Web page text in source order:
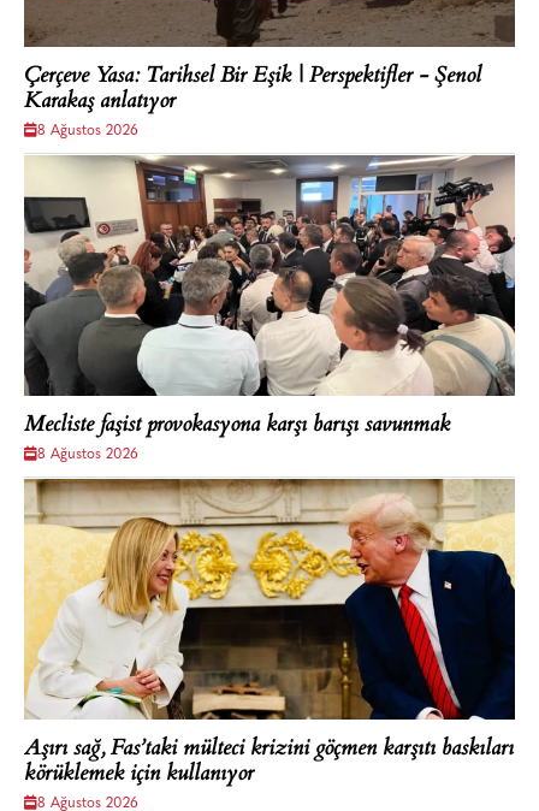
Çerçeve Yasa: Tarihsel Bir Eşik | Perspektifler - Şenol
Karakaş anlatıyor
8 Ağustos 2026
Mecliste faşist provokasyona karşı barışı savunmak
8 Ağustos 2026
Aşırı sağ, Fas’taki mülteci krizini göçmen karşıtı baskıları
körüklemek için kullanıyor
8 Ağustos 2026